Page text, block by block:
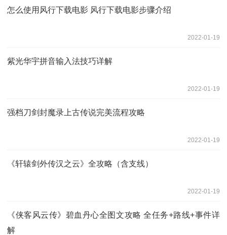
怎么使用风行下载电影 风行下载电影步骤介绍
2022-01-19
紫光华宇拼音输入法技巧详解
2022-01-19
强档刀剑封魔录上古传说完美流程攻略
2022-01-19
《轩辕剑外传汉之云》全攻略（含支线）
2022-01-19
《侠客风云传》碧血丹心全图文攻略 全任务+路线+事件详
解